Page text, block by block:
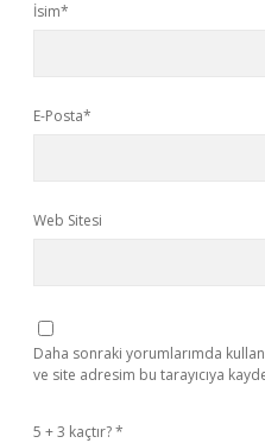
İsim*
E-Posta*
Web Sitesi
Daha sonraki yorumlarımda
ve site adresim bu tarayıcıya
5 + 3 kaçtır?*